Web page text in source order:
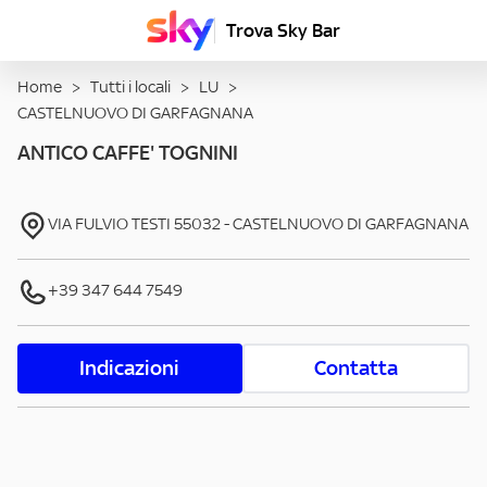
Trova Sky Bar
Home > Tutti i locali > LU >
CASTELNUOVO DI GARFAGNANA
ANTICO CAFFE' TOGNINI
VIA FULVIO TESTI 55032-CASTELNUOVO DI GARFAGNANA
+39 347 644 7549
Indicazioni Contatta